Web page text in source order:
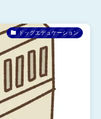
ドッグエデュケーション